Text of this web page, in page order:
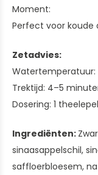
Moment:
Perfect voor
Zetadvies:
Watertemperatuur:
Trektijd: 4–5
Dosering: 1
Ingrediënten:
sinaasappelschil,
saffloerbloesem,